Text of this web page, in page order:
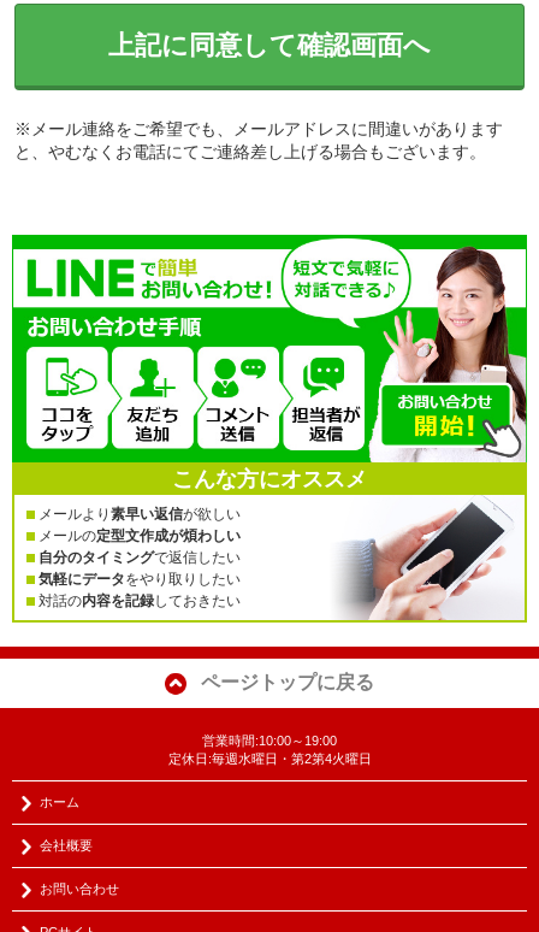
上記に同意して確認画面へ
※メール連絡をご希望でも、メールアドレスに間違いがあります
と、やむなくお電話にてご連絡差し上げる場合もございます。
こんな方にオススメ
メールより 素早い返信が欲しい
メールの定型文作成が煩わしい
自分のタイミングで返信したい
気軽にデータをやり取りしたい
対話の内容を記録しておきたい
ページトップに戻る
営業時間:10:00～19:00
定休日:毎週水曜日・第2第4火曜日
ホーム
会社概要
お問い合わせ